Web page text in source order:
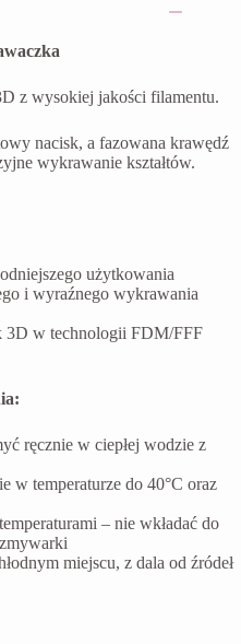
z wysokiej jakości filamentu.
nacisk, a fazowana krawędź
wykrawanie kształtów.
użytkowania
i wyraźnego wykrawania
3D w technologii FDM/FFF
ręcznie w ciepłej wodzie z
w temperaturze do 40°C oraz
– nie wkładać do
miejscu, z dala od źródeł